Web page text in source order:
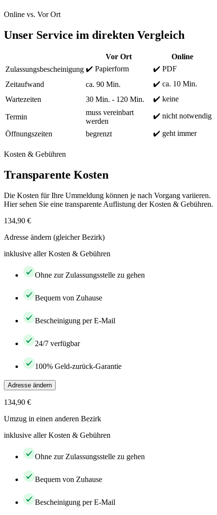
Online vs. Vor Ort
Unser Service im direkten Vergleich
Vor Ort
Online
Zulassungsbescheinigung ✔️ Papierform
✔️ PDF
Zeitaufwand
ca. 90 Min.
✔️ ca. 10 Min.
Wartezeiten
30 Min. - 120 Min. ✔️ keine
Termin
muss vereinbart
werden
✔️ nicht notwendig
Öffnungszeiten begrenzt ✔️ geht immer
Kosten & Gebühren
Transparente Kosten
Die Kosten für Ihre Ummeldung können je nach Vorgang variieren.
Hier sehen Sie eine transparente Auflistung der Kosten & Gebühren.
134,90 €
Adresse ändern (gleicher Bezirk)
inklusive aller Kosten & Gebühren
Ohne zur Zulassungsstelle zu gehen
Bequem von Zuhause
Bescheinigung per E-Mail
24/7 verfügbar
100% Geld-zurück-Garantie
Adresse ändern
134,90 €
Umzug in einen anderen Bezirk
inklusive aller Kosten & Gebühren
Ohne zur Zulassungsstelle zu gehen
Bequem von Zuhause
Bescheinigung per E-Mail